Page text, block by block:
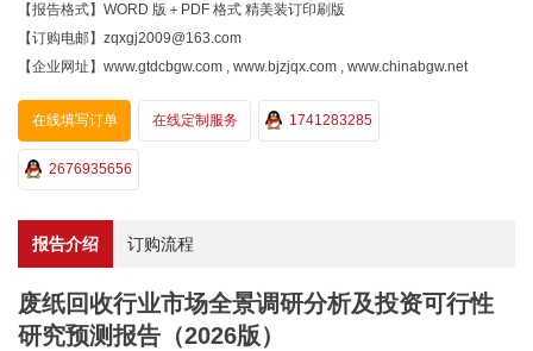
【报告格式】WORD 版＋PDF 格式 精美装订印刷版
【订购电邮】zqxgj2009@163.com
【企业网址】www.gtdcbgw.com , www.bjzjqx.com , www.chinabgw.net
在线填写订单 在线定制服务 1741283285
2676935656
报告介绍 订购流程
废纸回收行业市场全景调研分析及投资可行性
研究预测报告（2026版）